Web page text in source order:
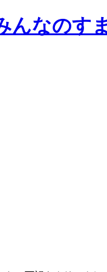
んなのす